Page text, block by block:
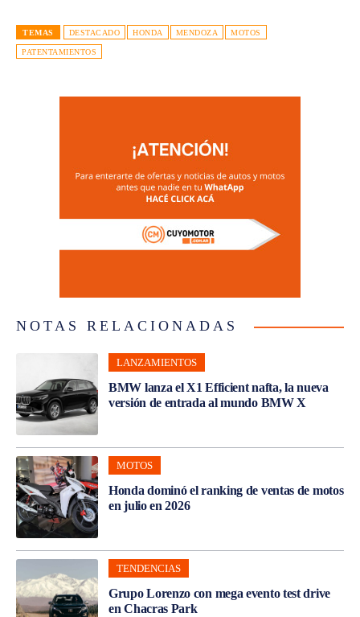
TEMAS DESTACADO HONDA MENDOZA MOTOS
PATENTAMIENTOS
NOTAS RELACIONADAS
LANZAMIENTOS
BMW lanza el X1 Efficient nafta, la nueva
versión de entrada al mundo BMW X
MOTOS
Honda dominó el ranking de ventas de motos
en julio en 2026
TENDENCIAS
Grupo Lorenzo con mega evento test drive
en Chacras Park